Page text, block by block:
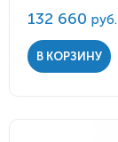
132 660 руб.
В КОРЗИНУ